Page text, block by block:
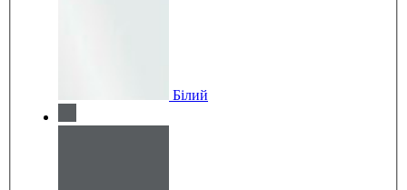
Білий